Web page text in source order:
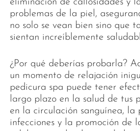
problemas de la piel,
no solo se vean bien sino que
sientan increíblemente
¿Por qué deberías probarla?
un momento de relajación
pedicura spa puede tener
largo plazo en la salud de tus
en la circulación sanguínea, la
infecciones y la promoción de